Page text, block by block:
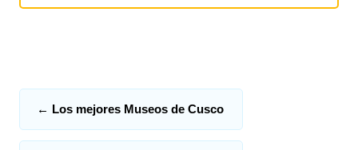
← Los mejores Museos de Cusco